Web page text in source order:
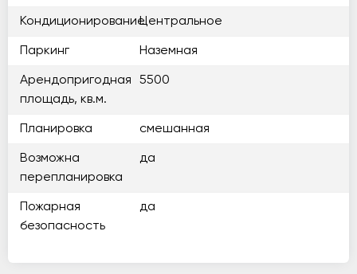
КондиционированиеЦентральное
Паркинг Наземная
Арендопригодная
площадь, кв.м.
5500
Планировка смешанная
Возможна
перепланировка
да
Пожарная
безопасность
да